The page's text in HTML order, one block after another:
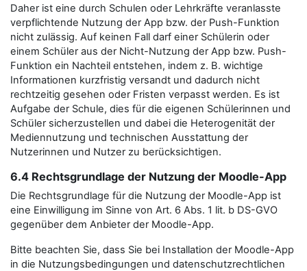
Daher ist eine durch Schulen oder Lehrkräfte veranlasste
verpflichtende Nutzung der App bzw. der Push-Funktion
nicht zulässig. Auf keinen Fall darf einer Schülerin oder
einem Schüler aus der Nicht-Nutzung der App bzw. Push-
Funktion ein Nachteil entstehen, indem z. B. wichtige
Informationen kurzfristig versandt und dadurch nicht
rechtzeitig gesehen oder Fristen verpasst werden. Es ist
Aufgabe der Schule, dies für die eigenen Schülerinnen und
Schüler sicherzustellen und dabei die Heterogenität der
Mediennutzung und technischen Ausstattung der
Nutzerinnen und Nutzer zu berücksichtigen.
6.4 Rechtsgrundlage der Nutzung der Moodle-App
Die Rechtsgrundlage für die Nutzung der Moodle-App ist
eine Einwilligung im Sinne von Art. 6 Abs. 1 lit. b DS-GVO
gegenüber dem Anbieter der Moodle-App.
Bitte beachten Sie, dass Sie bei Installation der Moodle-App
in die Nutzungsbedingungen und datenschutzrechtlichen